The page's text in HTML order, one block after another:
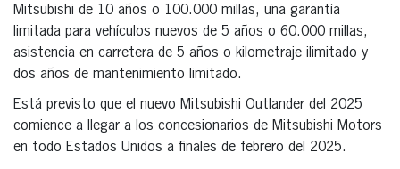
Mitsubishi de 10 años o 100.000 millas, una garantía
limitada para vehículos nuevos de 5 años o 60.000 millas,
asistencia en carretera de 5 años o kilometraje ilimitado y
dos años de mantenimiento limitado.
Está previsto que el nuevo Mitsubishi Outlander del 2025
comience a llegar a los concesionarios de Mitsubishi Motors
en todo Estados Unidos a finales de febrero del 2025.